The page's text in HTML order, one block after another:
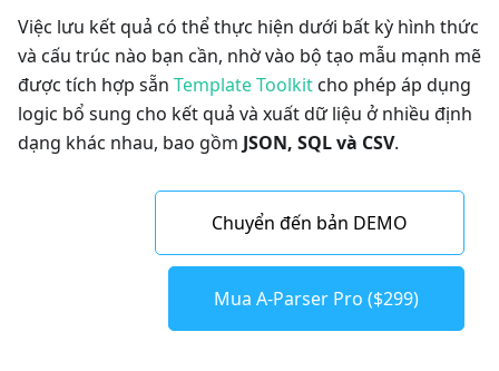
Việc lưu kết quả có thể thực hiện dưới bất kỳ hình thức
và cấu trúc nào bạn cần, nhờ vào bộ tạo mẫu mạnh mẽ
được tích hợp sẵn Template Toolkitcho phép áp dụng
logic bổ sung cho kết quả và xuất dữ liệu ở nhiều định
dạng khác nhau, bao gồm JSON, SQL và CSV.
Chuyển đến bản DEMO
Mua A-Parser Pro ($299)